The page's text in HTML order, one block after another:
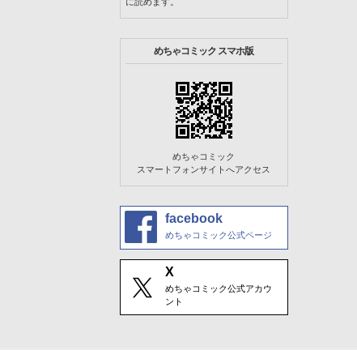
めちゃコミック スマホ版
めちゃコミック
スマートフォンサイトへアクセス
facebook
めちゃコミック公式ページ
X
めちゃコミック公式アカウ
ント